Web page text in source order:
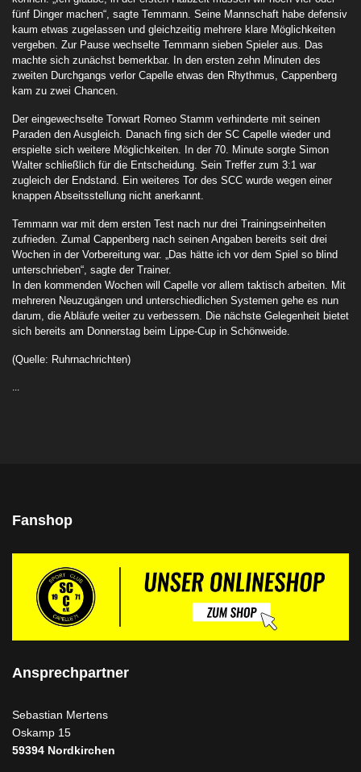
fünf Dinger machen“, sagte Temmann. Seine Mannschaft habe defensiv
kaum etwas zugelassen und gleichzeitig mehrere klare Möglichkeiten
vergeben. Zur Pause wechselte Temmann sieben Spieler aus. Das
machte sich zunächst bemerkbar. In den ersten zehn Minuten des
zweiten Durchgangs verlor Capelle etwas den Rhythmus, Cappenberg
kam zu zwei Chancen.
Der eingewechselte Torwart Romeo Stamm verhinderte mit seinen
Paraden den Ausgleich. Danach fing sich der SC Capelle wieder und
erspielte sich weitere Möglichkeiten. In der 70. Minute sorgte Simon
Walter schließlich für die Entscheidung. Sein Treffer zum 3:1 war
zugleich der Endstand. Ein weiteres Tor des SCC wurde wegen einer
knappen Abseitsstellung nicht anerkannt.
Temmann war mit dem ersten Test nach nur drei Trainingseinheiten
zufrieden. Zumal Cappenberg nach seinen Angaben bereits seit drei
Wochen in der Vorbereitung war. „Das hätte ich vor dem Spiel so blind
unterschrieben“, sagte der Trainer.
In den kommenden Wochen will Capelle vor allem taktisch arbeiten. Mit
mehreren Neuzugängen und unterschiedlichen Systemen gehe es nun
darum, die Abläufe weiter zu verbessern. Die nächste Gelegenheit bietet
sich bereits am Donnerstag beim Lippe-Cup in Schönweide.
(Quelle: Ruhrnachrichten)
...
Fanshop
Ansprechpartner
Sebastian Mertens
Oskamp 15
59394 Nordkirchen